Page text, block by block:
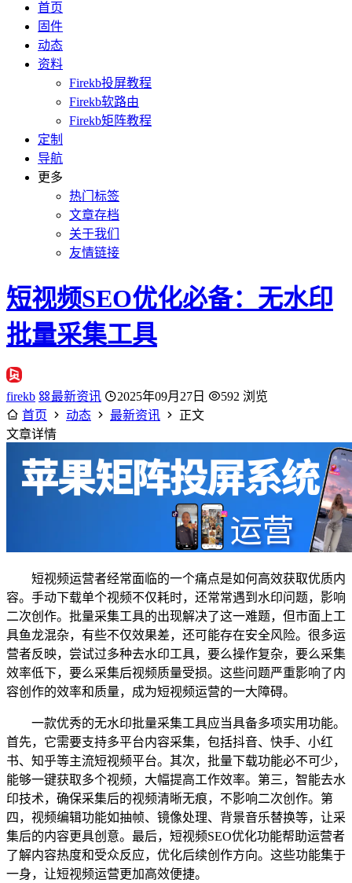
首页
固件
动态
资料
Firekb投屏教程
Firekb软路由
Firekb矩阵教程
定制
导航
更多
热门标签
文章存档
关于我们
友情链接
短视频SEO优化必备：无水印
批量采集工具
firekb 最新资讯 2025年09月27日
592 浏览
首页
动态 最新资讯
正文
文章详情
短视频运营者经常面临的一个痛点是如何高效获取优质内
容。手动下载单个视频不仅耗时，还常常遇到水印问题，影响
二次创作。批量采集工具的出现解决了这一难题，但市面上工
具鱼龙混杂，有些不仅效果差，还可能存在安全风险。很多运
营者反映，尝试过多种去水印工具，要么操作复杂，要么采集
效率低下，要么采集后视频质量受损。这些问题严重影响了内
容创作的效率和质量，成为短视频运营的一大障碍。
一款优秀的无水印批量采集工具应当具备多项实用功能。
首先，它需要支持多平台内容采集，包括抖音、快手、小红
书、知乎等主流短视频平台。其次，批量下载功能必不可少，
能够一键获取多个视频，大幅提高工作效率。第三，智能去水
印技术，确保采集后的视频清晰无痕，不影响二次创作。第
四，视频编辑功能如抽帧、镜像处理、背景音乐替换等，让采
集后的内容更具创意。最后，短视频SEO优化功能帮助运营者
了解内容热度和受众反应，优化后续创作方向。这些功能集于
一身，让短视频运营更加高效便捷。